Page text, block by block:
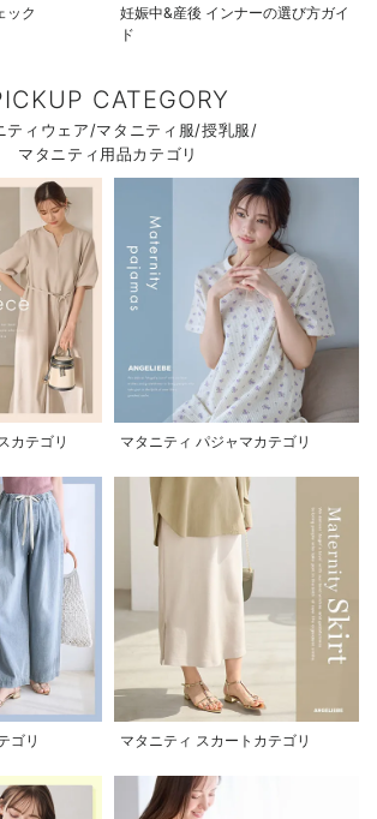
ック
妊娠中&産後 インナーの選び方ガイ
ド
CATEGORY
ティウェア/マタニティ服/授乳服/
マタニティ用品カテゴリ
カテゴリ マタニティ パジャマカテゴリ
ゴリ マタニティ スカートカテゴリ